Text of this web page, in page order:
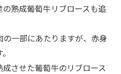
熟成葡萄牛リブロースも追
一部にあたりますが、赤身
させた葡萄牛のリブロース